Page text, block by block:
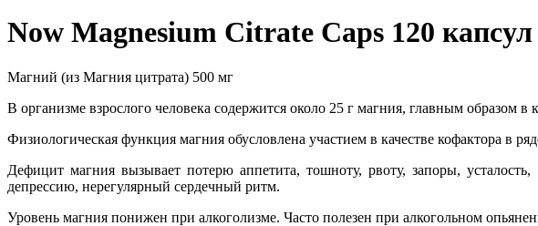
Now Magnesium Citrate Caps 120 капсул
Магний (из Магния цитрата) 500 мг
В организме взрослого человека содержится около 25 г магния, главным образом в
Физиологическая функция магния обусловлена участием в качестве кофактора в
Дефицит магния вызывает потерю аппетита, тошноту, рвоту, запоры,
депрессию, нерегулярный сердечный ритм.
Уровень магния понижен при алкоголизме. Часто полезен при алкогольном